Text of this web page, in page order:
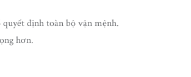
định toàn bộ vận mệnh.
hơn.